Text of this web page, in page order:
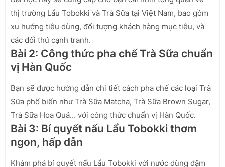
thị trường Lẩu Tobokki và Trà Sữa tại Việt Nam, bao gồm
xu hướng tiêu dùng, đối tượng khách hàng mục tiêu, và
các đối thủ cạnh tranh.
Bài 2: Công thức pha chế Trà Sữa chuẩn
vị Hàn Quốc
Bạn sẽ được hướng dẫn chi tiết cách pha chế các loại Trà
Sữa phổ biến như Trà Sữa Matcha, Trà Sữa Brown Sugar,
Trà Sữa Hoa Quả… với công thức chuẩn vị Hàn Quốc.
Bài 3: Bí quyết nấu Lẩu Tobokki thơm
ngon, hấp dẫn
Khám phá bí quyết nấu Lẩu Tobokki với nước dùng đậm